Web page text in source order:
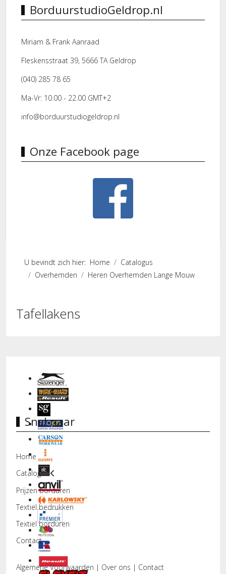
BorduurstudioGeldrop.nl
Miriam & Frank Aanraad
Fleskensstraat 39, 5666 TA Geldrop
(040) 285 78 65
Ma-Vr: 10.00 - 22.00 GMT+2
info@borduurstudiogeldrop.nl
Onze Facebook page
U bevindt zich hier: Home
Catalogus
Overhemden
Heren Overhemden Lange Mouw
Tafellakens
Snel naar
Home
Catalogus
Prijzen borduren
Textiel bedrukken
Textiel borduren
Contact
Algemene Voorwaarden | Over ons | Contact